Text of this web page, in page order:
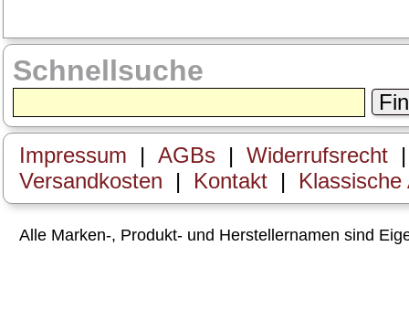
Schnellsuche
Impressum | AGBs | Widerrufsrecht
Versandkosten
| Kontakt |
Alle Marken-, Produkt- und Herstellernamen sind